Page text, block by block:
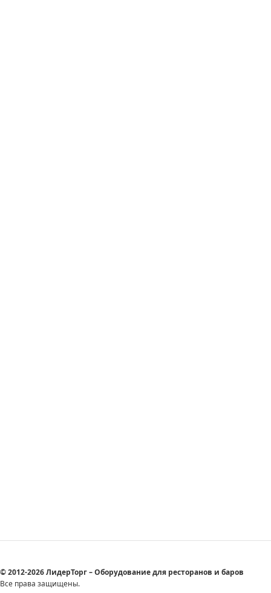
© 2012-2026 ЛидерТорг – Оборудование для ресторанов и баров
Все права защищены.